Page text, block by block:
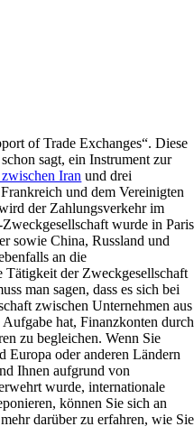
of Trade Exchanges“. Diese
sagt, ein Instrument zur
Iran und drei
und dem Vereinigten
der Zahlungsverkehr im
wurde in Paris
sowie China, Russland und
an die
der Zweckgesellschaft
man sagen, dass es sich bei
zwischen Unternehmen aus
hat, Finanzkonten durch
zu begleichen. Wenn Sie
Europa oder anderen Ländern
Ihnen aufgrund von
wurde, internationale
können Sie sich an
darüber zu erfahren, wie Sie